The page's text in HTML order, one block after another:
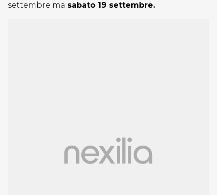
settembre ma sabato 19 settembre.